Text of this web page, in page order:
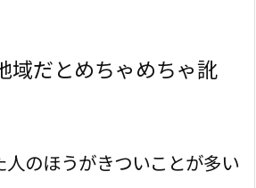
域だとめちゃめちゃ訛
のほうがきついことが多い